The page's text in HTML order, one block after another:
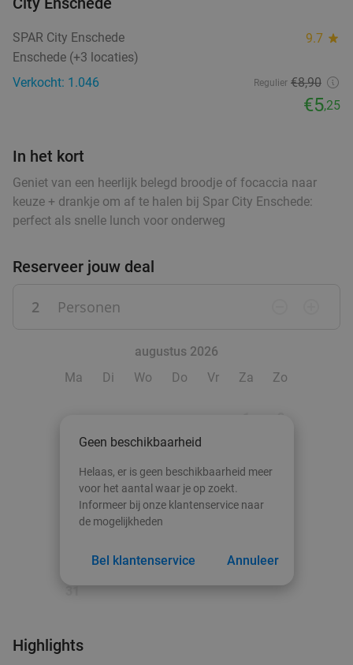
Vandaag Wo Do
Vroomshoop 25 min. directions_car
,90
40%
Lunch voor 2 bij Fletcher Hotels
Hellendoorn
SPAR City Enschede 9.7 star
Enschede (+3 locaties)
Verkocht: 1.046
Regulier €8,90
€5,25
In het kort
Geniet van een heerlijk belegd broodje of focaccia naar
keuze + drankje om af te halen bij Spar City Enschede:
perfect als snelle lunch voor onderweg
Reserveer jouw deal
2 Personen
augustus 2026
Ma
Di Wo Do Vr Za Zo
10 11 12 13 14
18 19
25 26 27 29 30
Geen beschikbaarheid
Helaas, er is geen beschikbaarheid meer
voor het aantal waar je op zoekt.
Informeer bij onze klantenservice naar
de mogelijkheden
Bel klantenservice Annuleer
Highlights